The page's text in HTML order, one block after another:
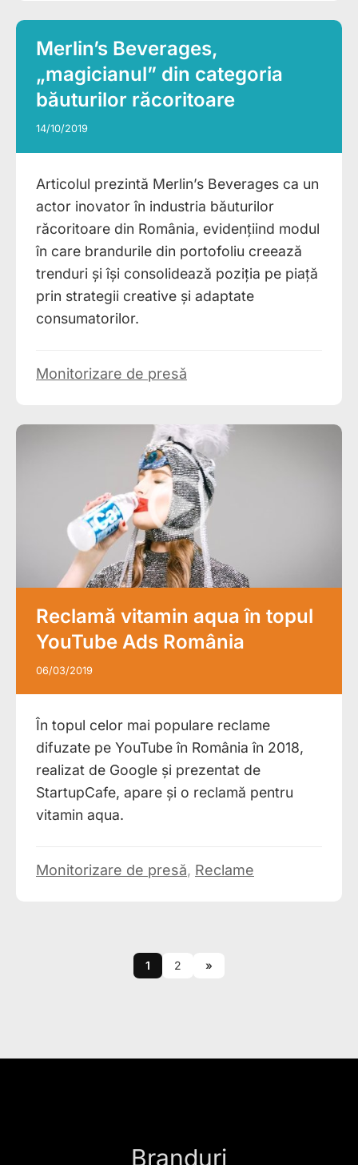
Merlin’s Beverages,
„magicianul” din categoria
băuturilor răcoritoare
14/10/2019
Articolul prezintă Merlin’s Beverages ca un
actor inovator în industria băuturilor
răcoritoare din România, evidențiind modul
în care brandurile din portofoliu creează
trenduri și își consolidează poziția pe piață
prin strategii creative și adaptate
consumatorilor.
Monitorizare de presă
Reclamă vitamin aqua în topul
YouTube Ads România
06/03/2019
În topul celor mai populare reclame
difuzate pe YouTube în România în 2018,
realizat de Google și prezentat de
StartupCafe, apare și o reclamă pentru
vitamin aqua.
Monitorizare de presă, Reclame
1 2 »
Branduri